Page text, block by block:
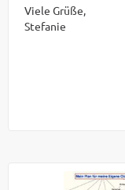
Viele Grüße,
Stefanie